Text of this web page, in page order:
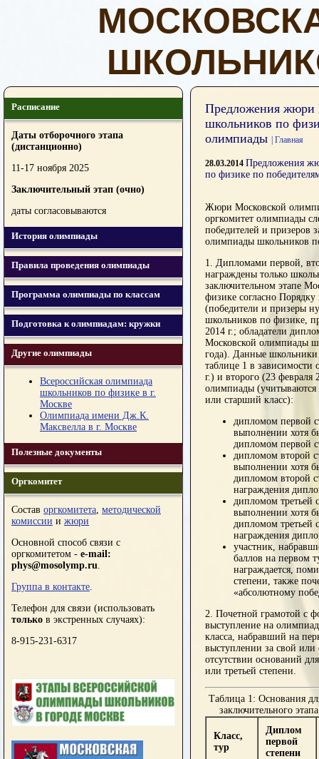
Расписание
Даты отборочного этапа
(дистанционно)
11-17 ноября 2025
Заключительный этап (очно)
даты согласовываются
История олимпиады
Правила проведения олимпиады
Программа олимпиады по классам
Подготовка к олимпиадам: кружки
Другие олимпиады
Всероссийская олимпиада
школьников по физике в г.
Москве
Олимпиада имени Дж.К.
Максвелла в г. Москве
Полезные документы
Оргкомитет
Состав оргкомитета, методической
комиссии и жюри
Основной способ связи с
оргкомитетом - e-mail:
phys@mosolymp.ru.
Группа в контакте.
Телефон для связи (использовать
только в экстренных случаях):
8-915-231-6317
Предложения жюри
школьников по
олимпиады
| Главная
28.03.2014 Предложения
по физике по
Жюри Московской
оргкомитет олимпиады
победителей и призеров
олимпиады школьников
1. Дипломами первой,
награждены только
заключительном этапе
физике согласно
(победители и призеры
школьников по физике,
2014 г.; обладатели
Московской олимпиады
года). Данные школьники
таблице 1 в зависимости
г.) и второго (23 февраля
олимпиады (учитываются
или старший класс):
дипломом первой
выполнении хотя
дипломом первой
дипломом второй
выполнении хотя
дипломом второй
награждения
дипломом третьей
выполнении хотя
дипломом третьей
награждения
участник,
баллов на первом
награждается,
степени, также
«абсолютному
2. Почетной грамотой с
выступление на
класса, набравший на
выступлении за свой
отсутствии оснований
или третьей степени.
Таблица 1: Основания
заключительного
Класс,
тур
Диплом
первой
степени